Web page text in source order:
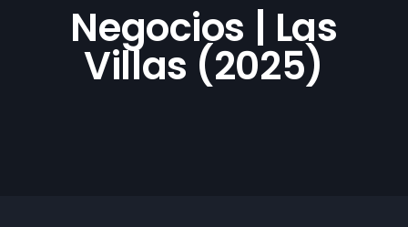
Negocios | Las
Villas (2025)